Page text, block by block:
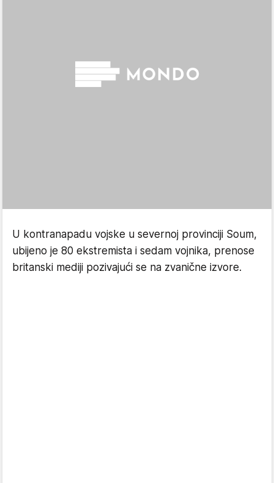
U kontranapadu vojske u severnoj provinciji Soum,
ubijeno je 80 ekstremista i sedam vojnika, prenose
britanski mediji pozivajući se na zvanične izvore.